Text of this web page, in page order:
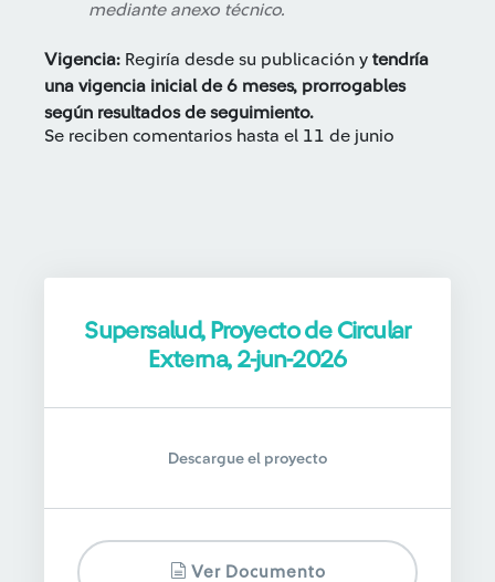
mediante anexo técnico.
Vigencia: Regiría desde su publicación y tendría
una vigencia inicial de 6 meses, prorrogables
según resultados de seguimiento.
Se reciben comentarios hasta el 11 de junio
Supersalud, Proyecto de Circular
Externa, 2-jun-2026
Descargue el proyecto
Ver Documento